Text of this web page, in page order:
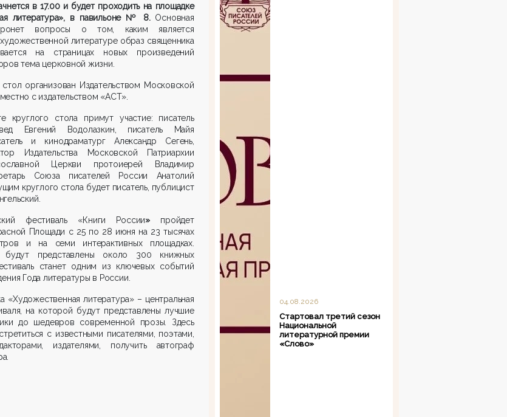
в 17.00 и будет проходить на площадке
литература», в павильоне № 8.Основная
вопросы о том, каким является
литературе образ священника
на страницах новых произведений
тема церковной жизни.
стол организован Издательством Московской
с издательством «АСТ».
круглого стола примут участие: писатель
Евгений Водолазкин, писатель Майя
и кинодраматург Александр Сегень,
Издательства Московской Патриархии
Церкви протоиерей Владимир
Союза писателей России Анатолий
круглого стола будет писатель, публицист
фестиваль «Книги России» пройдет
Площади с 25 по 28 июня на 23 тысячах
и на семи интерактивных площадках.
будут представлены около 300 книжных
станет одним из ключевых событий
Года литературы в России.
«Художественная литература» – центральная
на которой будут представлены лучшие
до шедевров современной прозы. Здесь
с известными писателями, поэтами,
издателями, получить автограф
04.08.2026
Стартовал третий сезон
Национальной
литературной премии
«Слово»